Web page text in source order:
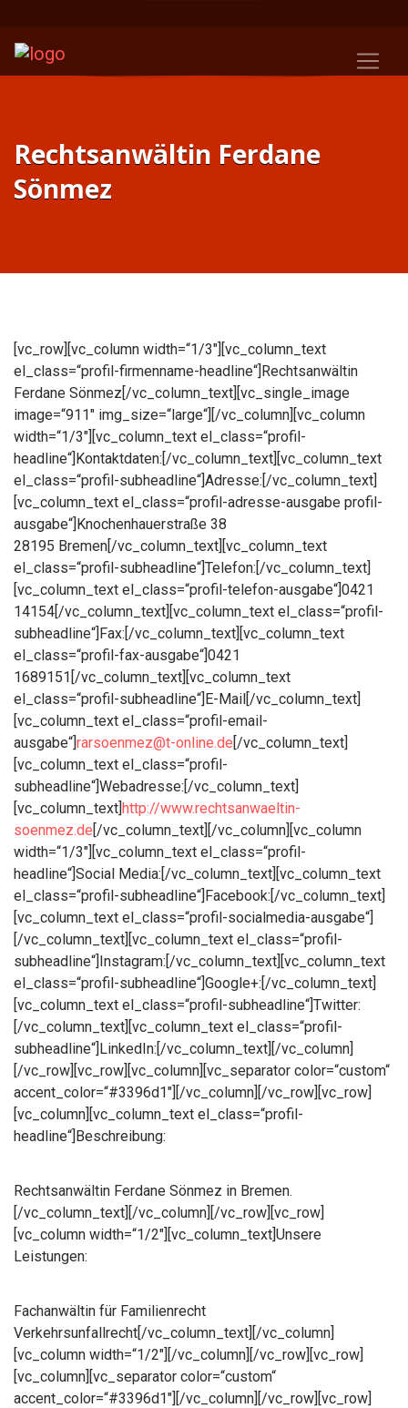
Rechtsanwältin Ferdane
Sönmez
[vc_row][vc_column width=“1/3″][vc_column_text
el_class=“profil-firmenname-headline“]Rechtsanwältin
Ferdane Sönmez[/vc_column_text][vc_single_image
image=“911″ img_size=“large“][/vc_column][vc_column
width=“1/3″][vc_column_text el_class=“profil-
headline“]Kontaktdaten:[/vc_column_text][vc_column_text
el_class=“profil-subheadline“]Adresse:[/vc_column_text]
[vc_column_text el_class=“profil-adresse-ausgabe profil-
ausgabe“]Knochenhauerstraße 38
28195 Bremen[/vc_column_text][vc_column_text
el_class=“profil-subheadline“]Telefon:[/vc_column_text]
[vc_column_text el_class=“profil-telefon-ausgabe“]0421
14154[/vc_column_text][vc_column_text el_class=“profil-
subheadline“]Fax:[/vc_column_text][vc_column_text
el_class=“profil-fax-ausgabe“]0421
1689151[/vc_column_text][vc_column_text
el_class=“profil-subheadline“]E-Mail[/vc_column_text]
[vc_column_text el_class=“profil-email-
ausgabe“]rarsoenmez@t-online.de[/vc_column_text]
[vc_column_text el_class=“profil-
subheadline“]Webadresse:[/vc_column_text]
[vc_column_text]http://www.rechtsanwaeltin-
soenmez.de[/vc_column_text][/vc_column][vc_column
width=“1/3″][vc_column_text el_class=“profil-
headline“]Social Media:[/vc_column_text][vc_column_text
el_class=“profil-subheadline“]Facebook:[/vc_column_text]
[vc_column_text el_class=“profil-socialmedia-ausgabe“]
[/vc_column_text][vc_column_text el_class=“profil-
subheadline“]Instagram:[/vc_column_text][vc_column_text
el_class=“profil-subheadline“]Google+:[/vc_column_text]
[vc_column_text el_class=“profil-subheadline“]Twitter:
[/vc_column_text][vc_column_text el_class=“profil-
subheadline“]LinkedIn:[/vc_column_text][/vc_column]
[/vc_row][vc_row][vc_column][vc_separator color=“custom“
accent_color=“#3396d1″][/vc_column][/vc_row][vc_row]
[vc_column][vc_column_text el_class=“profil-
headline“]Beschreibung:
Rechtsanwältin Ferdane Sönmez in Bremen.
[/vc_column_text][/vc_column][/vc_row][vc_row]
[vc_column width=“1/2″][vc_column_text]Unsere
Leistungen:
Fachanwältin für Familienrecht
Verkehrsunfallrecht[/vc_column_text][/vc_column]
[vc_column width=“1/2″][/vc_column][/vc_row][vc_row]
[vc_column][vc_separator color=“custom“
accent_color=“#3396d1″][/vc_column][/vc_row][vc_row]